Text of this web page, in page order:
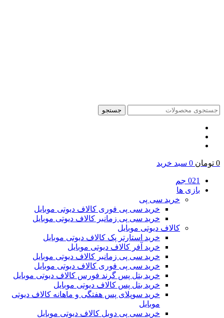
جستجو
0 تومان 0 سبد خرید
021 جم
بازی ها
خرید سی پی
خرید سی پی فوری کالاف دیوتی موبایل
خرید سی پی زمانبر کالاف دیوتی موبایل
کالاف دیوتی موبایل
خرید استارتر پک کالاف دیوتی موبایل
خرید آفر کالاف دیوتی موبایل
خرید سی پی زمانبر کالاف دیوتی موبایل
خرید سی پی فوری کالاف دیوتی موبایل
خرید بتل پس گرند فورس کالاف دیوتی موبایل
خرید بتل پس کالاف دیوتی موبایل
خرید سوپلای پس هفتگی و ماهانه کالاف دیوتی
موبایل
خرید سی پی دوبل کالاف دیوتی موبایل